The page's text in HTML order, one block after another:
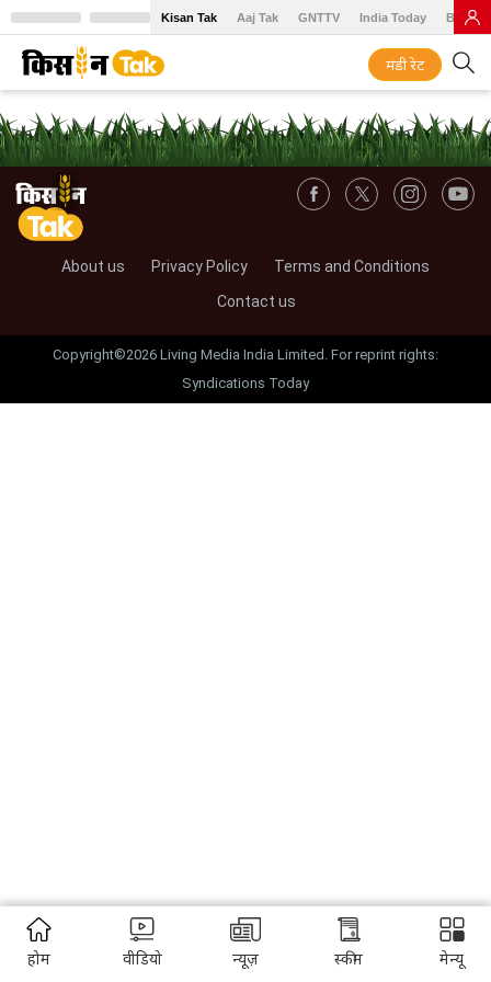
Kisan Tak Aaj Tak GNTTV India Today BT
मंडी रेट
About us Privacy Policy
Terms and Conditions
Contact us
Copyright©2026 Living Media India Limited. For reprint rights:
Syndications Today
होम वीडियो न्यूज़ स्कीम मेन्यू